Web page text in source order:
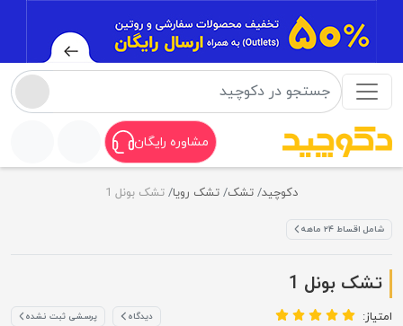
مشاوره رایگان
دکوچید تشک تشک رویا تشک بونل 1
شامل اقساط ۲۴ ماهه
تشک بونل 1
امتیاز: دیدگاه پرسشی ثبت نشده